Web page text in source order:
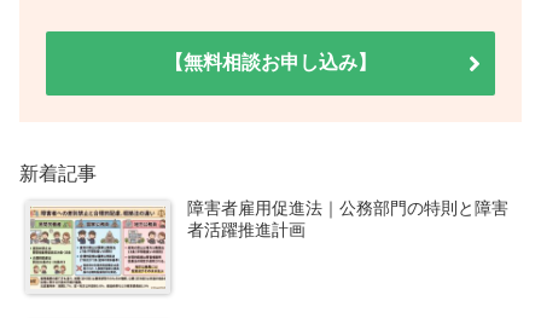
【無料相談お申し込み】
新着記事
障害者雇用促進法｜公務部門の特則と障害
者活躍推進計画